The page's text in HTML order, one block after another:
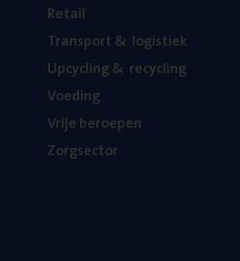
Retail
Trans­port& logistiek
Upcy­cling& recycling
Voe­ding
Vrije beroe­pen
Zorg­sec­tor